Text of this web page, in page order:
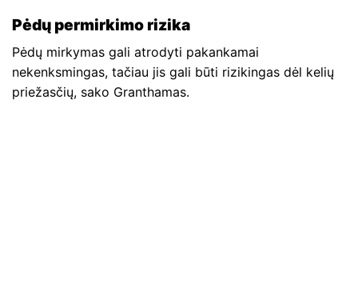
Pėdų permirkimo rizika
Pėdų mirkymas gali atrodyti pakankamai
nekenksmingas, tačiau jis gali būti rizikingas dėl kelių
priežasčių, sako Granthamas.